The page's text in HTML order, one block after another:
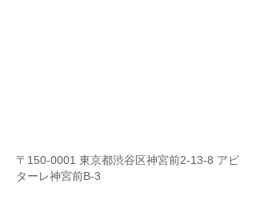
〒150-0001 東京都渋谷区神宮前2-13-8 アビ
ターレ神宮前B-3